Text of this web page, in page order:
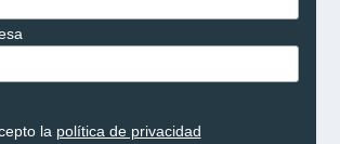
la política de privacidad